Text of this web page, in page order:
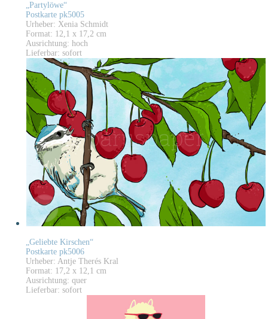
„Partylöwe“
Postkarte pk5005
Urheber: Xenia Schmidt
Format: 12,1 x 17,2 cm
Ausrichtung: hoch
Lieferbar: sofort
„Geliebte Kirschen“
Postkarte pk5006
Urheber: Antje Therés Kral
Format: 17,2 x 12,1 cm
Ausrichtung: quer
Lieferbar: sofort